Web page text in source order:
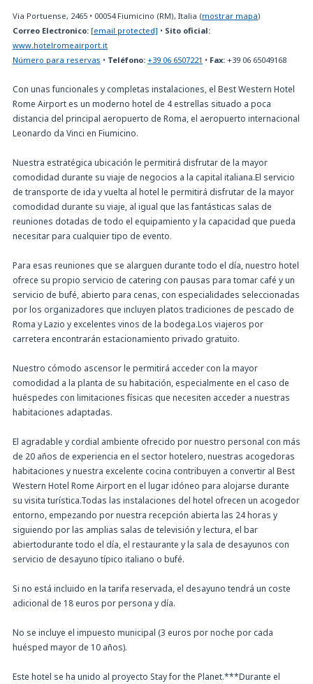
Via Portuense, 2465 • 00054 Fiumicino (RM), Italia (mostrar mapa)
Correo Electronico: [email protected] • Sito oficial:
www.hotelromeairport.it
Número para reservas • Teléfono: +39 06 6507221 • Fax: +39 06 65049168
Con unas funcionales y completas instalaciones, el Best Western Hotel
Rome Airport es un moderno hotel de 4 estrellas situado a poca
distancia del principal aeropuerto de Roma, el aeropuerto internacional
Leonardo da Vinci en Fiumicino.
Nuestra estratégica ubicación le permitirá disfrutar de la mayor
comodidad durante su viaje de negocios a la capital italiana.El servicio
de transporte de ida y vuelta al hotel le permitirá disfrutar de la mayor
comodidad durante su viaje, al igual que las fantásticas salas de
reuniones dotadas de todo el equipamiento y la capacidad que pueda
necesitar para cualquier tipo de evento.
Para esas reuniones que se alarguen durante todo el día, nuestro hotel
ofrece su propio servicio de catering con pausas para tomar café y un
servicio de bufé, abierto para cenas, con especialidades seleccionadas
por los organizadores que incluyen platos tradiciones de pescado de
Roma y Lazio y excelentes vinos de la bodega.Los viajeros por
carretera encontrarán estacionamiento privado gratuito.
Nuestro cómodo ascensor le permitirá acceder con la mayor
comodidad a la planta de su habitación, especialmente en el caso de
huéspedes con limitaciones físicas que necesiten acceder a nuestras
habitaciones adaptadas.
El agradable y cordial ambiente ofrecido por nuestro personal con más
de 20 años de experiencia en el sector hotelero, nuestras acogedoras
habitaciones y nuestra excelente cocina contribuyen a convertir al Best
Western Hotel Rome Airport en el lugar idóneo para alojarse durante
su visita turística.Todas las instalaciones del hotel ofrecen un acogedor
entorno, empezando por nuestra recepción abierta las 24 horas y
siguiendo por las amplias salas de televisión y lectura, el bar
abiertodurante todo el día, el restaurante y la sala de desayunos con
servicio de desayuno típico italiano o bufé.
Si no está incluido en la tarifa reservada, el desayuno tendrá un coste
adicional de 18 euros por persona y día.
No se incluye el impuesto municipal (3 euros por noche por cada
huésped mayor de 10 años).
Este hotel se ha unido al proyecto Stay for the Planet.***Durante el